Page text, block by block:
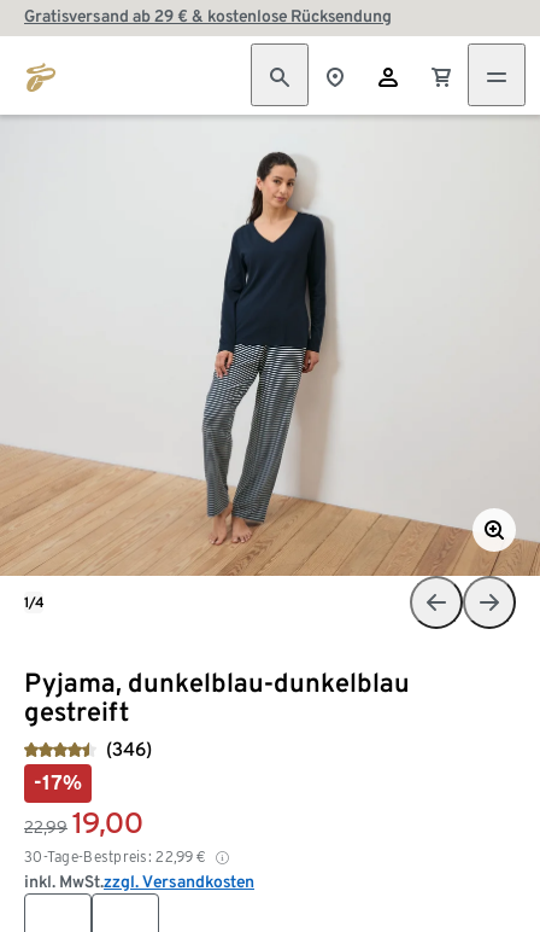
Gratisversand ab 29 € & kostenlose Rücksendung
Pyjama, dunkelblau-dunkelblau
gestreift
(346)
-17%
22,99 19,00
30-Tage-Bestpreis: 22,99 €
inkl. MwSt.zzgl. Versandkosten
1/4